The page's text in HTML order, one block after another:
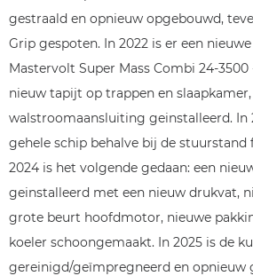
gestraald en opnieuw opgebouwd,
Grip gespoten. In 2022 is er een
Mastervolt Super Mass Combi 24-
nieuw tapijt op trappen en
walstroomaansluiting geinstalleerd. In
gehele schip behalve bij de stuurstand
2024 is het volgende gedaan: een
geinstalleerd met een nieuw drukvat,
grote beurt hoofdmotor, nieuwe
koeler schoongemaakt. In 2025 is de
gereinigd/geïmpregneerd en opnieuw